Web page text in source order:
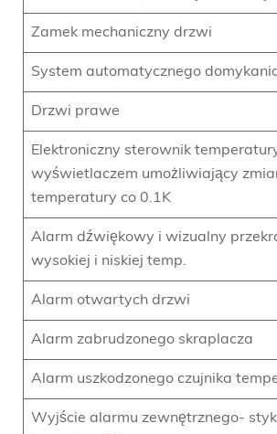
Zamek mechaniczny drzwi
System automatycznego
Drzwi prawe
Elektroniczny sterownik
wyświetlaczem umożliwiający
temperatury co 0.1K
Alarm dźwiękowy i wizualny
wysokiej i niskiej temp.
Alarm otwartych drzwi
Alarm zabrudzonego skraplacza
Alarm uszkodzonego czujnika
Wyjście alarmu zewnętrznego- styk